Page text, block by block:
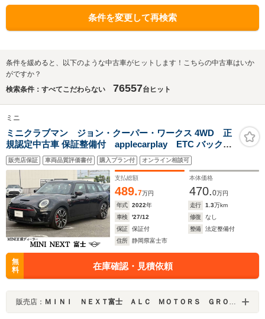
条件を変更して再検索
条件を緩めると、以下のような中古車がヒットします！こちらの中古車はいか
がですか？
検索条件：すべてこだわらない
76557台ヒット
ミニ
ミニクラブマン ジョン・クーパー・ワークス 4WD 正
規認定中古車 保証整備付 applecarplay ETC バックカ
メラ 衝突軽減ブレーキ アイドリングストップ 障害物ソナ
ー アクティブクルコン LEDライト 純正ホイール
販売店保証 車両品質評価書付 購入プラン付 オンライン相談可
支払総額
489.7万円
本体価格
470.0万円
年式
2022年 走行 1.3万km
車検
'27/12 修復
なし
保証
保証付 整備
法定整備付
住所
静岡県富士市
無
料
在庫確認・見積依頼
販売店： ＭＩＮＩ ＮＥＸＴ富士 ＡＬＣ ＭＯＴＯＲＳ ＧＲＯＵＰ